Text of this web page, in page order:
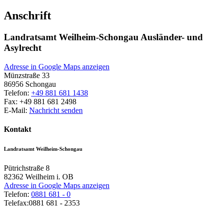
Anschrift
Landratsamt Weilheim-Schongau Ausländer- und
Asylrecht
Adresse in Google Maps anzeigen
Münzstraße 33
86956 Schongau
Telefon: +49 881 681 1438
Fax: +49 881 681 2498
E-Mail: Nachricht senden
Kontakt
Landratsamt Weilheim-Schongau
Pütrichstraße 8
82362 Weilheim i. OB
Adresse in Google Maps anzeigen
Telefon: 0881 681 - 0
Telefax:0881 681 - 2353